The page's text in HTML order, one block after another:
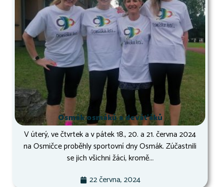
Osmák osmáků a deváťáků
V úterý, ve čtvrtek a v pátek 18., 20. a 21. června 2024
na Osmičce proběhly sportovní dny Osmák. Zúčastnili
se jich všichni žáci, kromě...
22 června, 2024